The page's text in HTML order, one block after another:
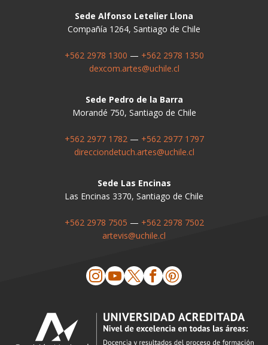
Sede Alfonso Letelier Llona
Compañía 1264, Santiago de Chile
+562 2978 1300 — +562 2978 1350
dexcom.artes@uchile.cl
Sede Pedro de la Barra
Morandé 750, Santiago de Chile
+562 2977 1782— +562 2977 1797
direcciondetuch.artes@uchile.cl
Sede Las Encinas
Las Encinas 3370, Santiago de Chile
+562 2978 7505 — +562 2978 7502
artevis@uchile.cl